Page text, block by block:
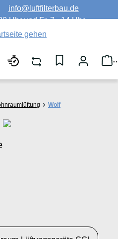
info@luftfilterbau.de
Uhr und Fr. 7 - 14 Uhr
Wolf